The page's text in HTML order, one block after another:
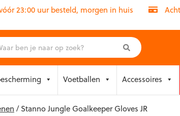
23:00 uur besteld, morgen in huis
Voetballen Accessoires
/ Stanno Jungle Goalkeeper Gloves JR